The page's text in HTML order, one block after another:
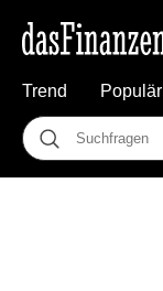
Trend Populär